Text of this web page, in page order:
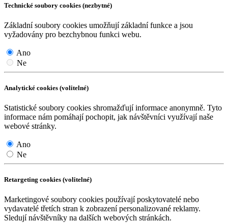
Technické soubory cookies (nezbytné)
Základní soubory cookies umožňují základní funkce a jsou
vyžadovány pro bezchybnou funkci webu.
Ano
Ne
Analytické cookies (volitelné)
Statistické soubory cookies shromažďují informace anonymně. Tyto
informace nám pomáhají pochopit, jak návštěvníci využívají naše
webové stránky.
Ano
Ne
Retargeting cookies (volitelné)
Marketingové soubory cookies používají poskytovatelé nebo
vydavatelé třetích stran k zobrazení personalizované reklamy.
Sledují návštěvníky na dalších webových stránkách.